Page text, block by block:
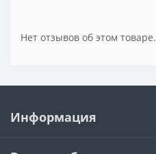
Нет отзывов об этом товаре.
Информация